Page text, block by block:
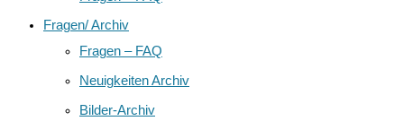
Fragen/ Archiv
Fragen – FAQ
Neuigkeiten Archiv
Bilder-Archiv